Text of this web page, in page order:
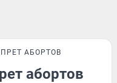
АБОРТОВ
абортов